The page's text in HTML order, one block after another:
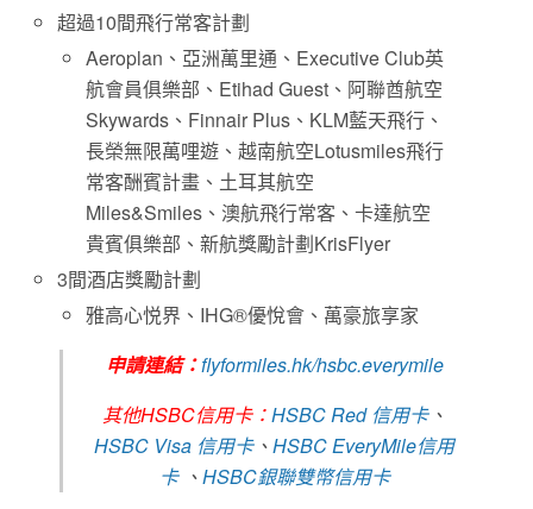
超過10間飛行常客計劃
Aeroplan、亞洲萬里通、Executive Club英
航會員俱樂部、Etihad Guest、阿聯酋航空
Skywards、Finnair Plus、KLM藍天飛行、
長榮無限萬哩遊、越南航空Lotusmiles飛行
常客酬賓計畫、土耳其航空
Miles&Smiles、澳航飛行常客、卡達航空
貴賓俱樂部、新航獎勵計劃KrisFlyer
3間酒店獎勵計劃
雅高心悦界、IHG®優悅會、萬豪旅享家
申請連結：flyformiles.hk/hsbc.everymile
其他HSBC信用卡：HSBC Red 信用卡、
HSBC Visa 信用卡、HSBC EveryMile信用
卡 、HSBC銀聯雙幣信用卡